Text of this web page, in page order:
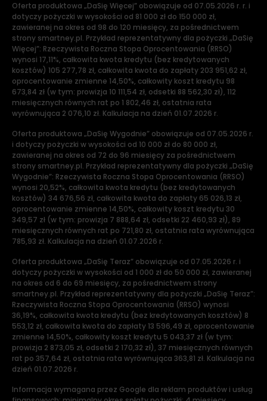
Oferta produktowa „DaSię Więcej” obowiązuje od 07.05.2026 r. r. i
dotyczy pożyczki w wysokości od 81 000 zł do 150 000 zł,
zawieranej na okres od 98 do 120 miesięcy, za pośrednictwem
strony smartney.pl. Przykład reprezentatywny dla pożyczki „DaSię
Więcej”: Rzeczywista Roczna Stopa Oprocentowania (RRSO)
wynosi 17,11%, całkowita kwota kredytu (bez kredytowanych
kosztów) 105 277,78 zł, całkowita kwota do zapłaty 203 951,62 zł,
oprocentowanie zmienne 14,50%, całkowity koszt kredytu 98
673,84 zł (w tym: prowizja 10 111,54 zł, odsetki 88 562,30 zł), 112
miesięcznych równych rat po 1 802,46 zł, ostatnia rata
wyrównująca 2 076,10 zł. Kalkulacja na dzień 01.07.2026 r.
Oferta produktowa „DaSię Wygodnie” obowiązuje od 07.05.2026 r.
i dotyczy pożyczki w wysokości od 10 000 zł do 80 000 zł,
zawieranej na okres od 72 do 96 miesięcy za pośrednictwem
strony smartney.pl. Przykład reprezentatywny dla pożyczki „DaSię
Wygodnie”: Rzeczywista Roczna Stopa Oprocentowania (RRSO)
wynosi 20,52%, całkowita kwota kredytu (bez kredytowanych
kosztów) 34 676,56 zł, całkowita kwota do zapłaty 65 026,13 zł,
oprocentowanie zmienne 14,50%, całkowity koszt kredytu 30
349,57 zł (w tym: prowizja 7 888,64 zł, odsetki 22 460,93 zł), 89
miesięcznych równych rat po 721,80 zł, ostatnia rata wyrównująca
785,93 zł. Kalkulacja na dzień 01.07.2026 r.
Oferta produktowa „DaSię Teraz” obowiązuje od 07.05.2026 r. i
dotyczy pożyczki w wysokości od 1 000 zł do 50 000 zł, zawieranej
na okres od 6 do 69 miesięcy, za pośrednictwem strony
smartney.pl. Przykład reprezentatywny dla pożyczki „DaSię Teraz”:
Rzeczywista Roczna Stopa Oprocentowania (RRSO) wynosi
36,19%, całkowita kwota kredytu (bez kredytowanych kosztów) 8
553,12 zł, całkowita kwota do zapłaty 13 596,49 zł, oprocentowanie
zmienne 14,50%, całkowity koszt kredytu 5 043,37 zł (w tym:
prowizja 2 873,05 zł, odsetki 2 170,32 zł), 37 miesięcznych równych
rat po 357,64 zł, ostatnia rata wyrównująca 363,81 zł. Kalkulacja na
dzień 01.07.2026 r.
Informacja wymagana przez Google dla reklam produktów i usług